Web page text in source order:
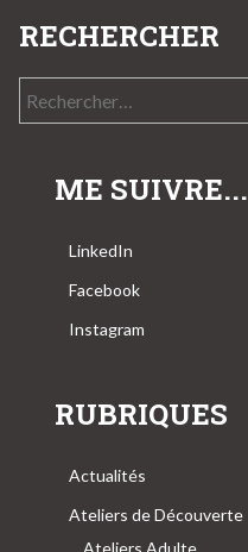
RECHERCHER
Rechercher :
ME SUIVRE...
LinkedIn
Facebook
Instagram
RUBRIQUES
Actualités
Ateliers de Découverte
Ateliers Adulte